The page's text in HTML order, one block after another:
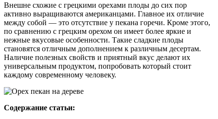
Внешне схожие с грецкими орехами плоды до сих пор
активно выращиваются американцами. Главное их отличие
между собой — это отсутствие у пекана горечи. Кроме этого,
по сравнению с грецким орехом он имеет более яркие и
нежные вкусовые особенности. Такие сладкие плоды
становятся отличным дополнением к различным десертам.
Наличие полезных свойств и приятный вкус делают их
универсальным продуктом, попробовать который стоит
каждому современному человеку.
Содержание статьи: